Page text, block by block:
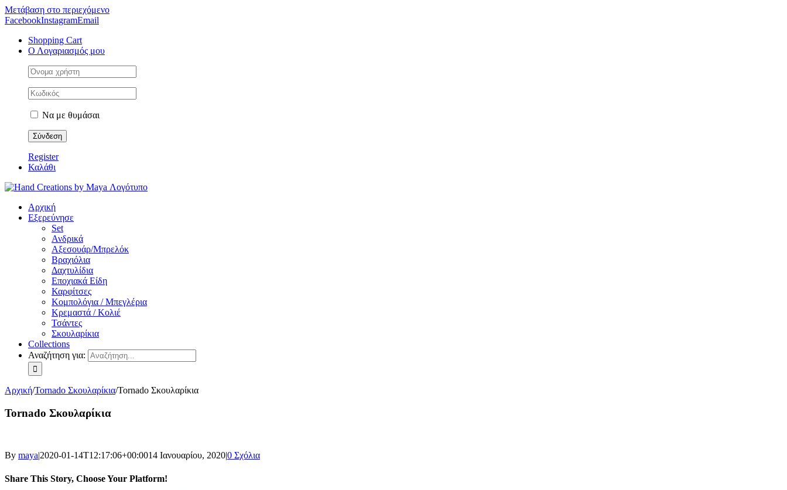
Μετάβαση στο περιεχόμενο
FacebookInstagramEmail
Shopping Cart
Ο Λογαριασμός μου
Να με θυμάσαι
Register
Καλάθι
Αρχική
Εξερεύνησε
Set
Ανδρικά
Αξεσουάρ/Μπρελόκ
Βραχιόλια
Δαχτυλίδια
Εποχιακά Είδη
Καρφίτσες
Κομπολόγια / Μπεγλέρια
Κρεμαστά / Κολιέ
Τσάντες
Σκουλαρίκια
Collections
Αναζήτηση για:
Αρχική/Tornado Σκουλαρίκια/Tornado Σκουλαρίκια
Tornado Σκουλαρίκια
By maya|2020-01-14T12:17:06+00:0014 Ιανουαρίου, 2020|0 Σχόλια
Share This Story, Choose Your Platform!